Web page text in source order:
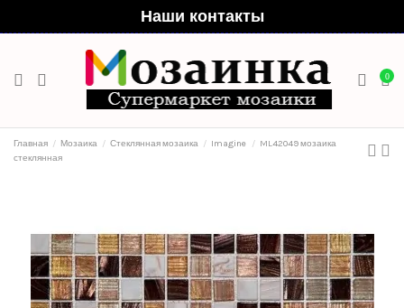
Наши контакты
0
Главная Мозаика Стеклянная мозаика Imagine
ML42049 мозаика
стеклянная